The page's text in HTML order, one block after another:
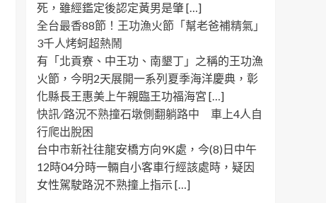
死，雖經鑑定後認定黃男是肇 […]
全台最香88節！王功漁火節「幫老爸補精氣」
3千人烤蚵超熱鬧
有「北貢寮、中王功、南墾丁」之稱的王功漁
火節，今明2天展開一系列夏季海洋慶典，彰
化縣長王惠美上午親臨王功福海宮 […]
快訊 ∕ 路況不熟撞石墩側翻躺路中 車上4人自
行爬出脫困
台中市新社往龍安橋方向9K處，今(8)日中午
12時04分時一輛自小客車行經該處時，疑因
女性駕駛路況不熟撞上指示 […]